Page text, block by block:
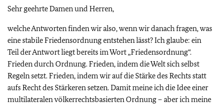
Sehr geehrte Damen und Herren,
welche Antworten finden wir also, wenn wir danach fragen, was
eine stabile Friedensordnung entstehen lässt? Ich glaube: ein
Teil der Antwort liegt bereits im Wort „Friedensordnung“.
Frieden durch Ordnung. Frieden, indem die Welt sich selbst
Regeln setzt. Frieden, indem wir auf die Stärke des Rechts statt
aufs Recht des Stärkeren setzen. Damit meine ich die Idee einer
multilateralen völkerrechtsbasierten Ordnung – aber ich meine